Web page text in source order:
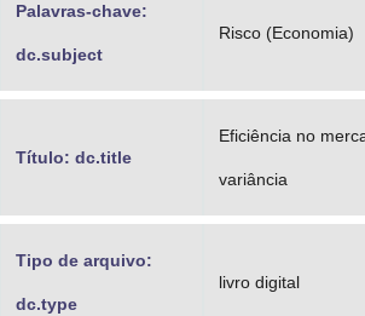
Palavras-chave:
dc.subject
Risco (Economia)
Título: dc.title
Eficiência no
variância
Tipo de arquivo:
dc.type
livro digital